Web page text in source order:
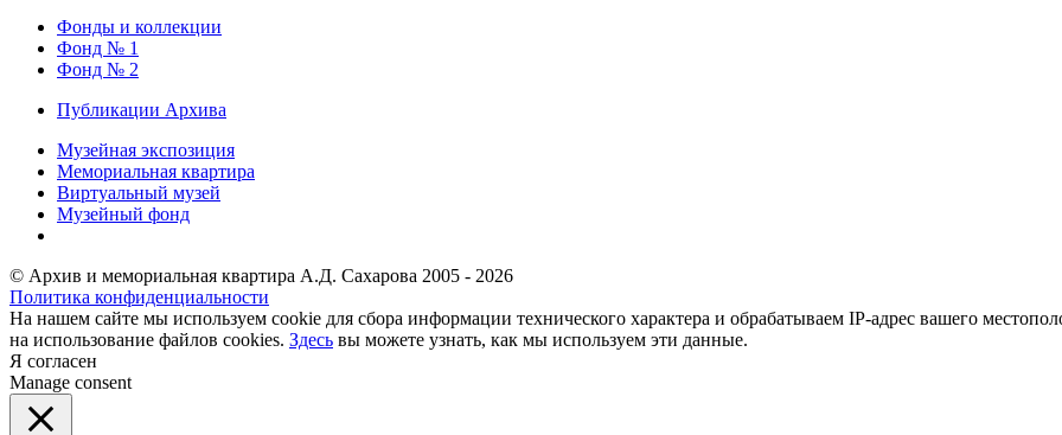
Фонды и коллекции
Фонд № 1
Фонд № 2
Публикации Архива
Музейная экспозиция
Мемориальная квартира
Виртуальный музей
Музейный фонд
© Архив и мемориальная квартира А.Д. Сахарова 2005 - 2026
Политика конфиденциальности
На нашем сайте мы используем cookie для сбора информации технического характера и обрабатываем IP-адрес вашего
на использование файлов cookies. Здесь вы можете узнать, как мы используем эти данные.
Я согласен
Manage consent